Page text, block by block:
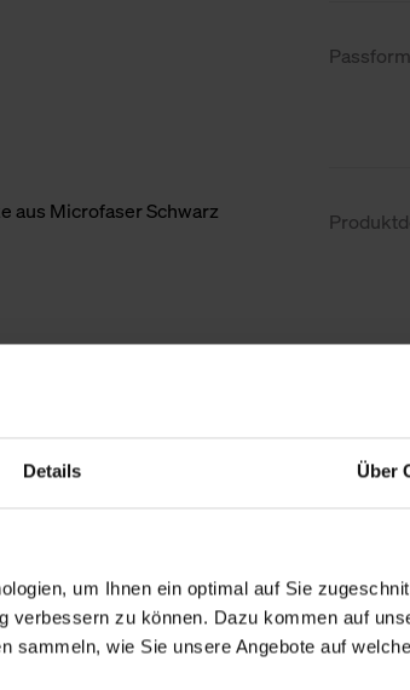
Details Über
um Ihnen ein optimal auf Sie
verbessern zu können. Dazu kommen auf
wie Sie unsere Angebote auf
Passform